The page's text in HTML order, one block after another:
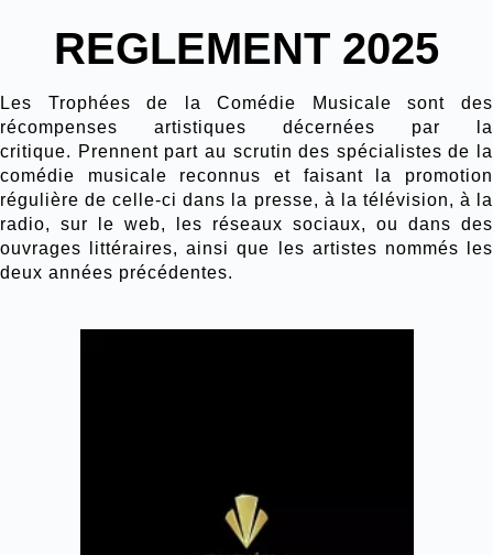
REGLEMENT 2025
Les Trophées de la Comédie Musicale sont des
récompenses artistiques décernées par la
critique. Prennent part au scrutin des spécialistes de la
comédie musicale reconnus et faisant la promotion
régulière de celle-ci dans la presse, à la télévision, à la
radio, sur le web, les réseaux sociaux, ou dans des
ouvrages littéraires, ainsi que les artistes nommés les
deux années précédentes.